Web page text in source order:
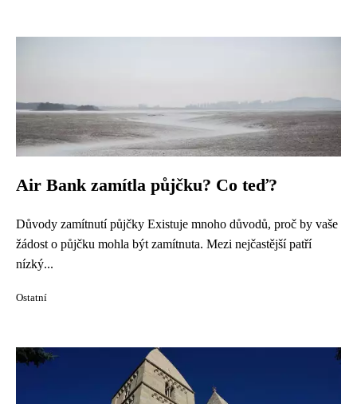
Air Bank zamítla půjčku? Co teď?
Důvody zamítnutí půjčky Existuje mnoho důvodů, proč by vaše
žádost o půjčku mohla být zamítnuta. Mezi nejčastější patří
nízký...
Ostatní